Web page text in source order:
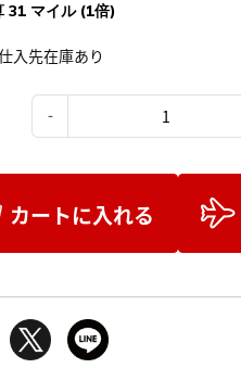
31 マイル (1倍)
入先在庫あり
カートに入れる